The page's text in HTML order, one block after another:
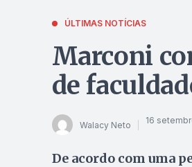
ÚLTIMAS NOTÍCIAS
Marconi
de
Walacy Neto 16
De acordo com uma